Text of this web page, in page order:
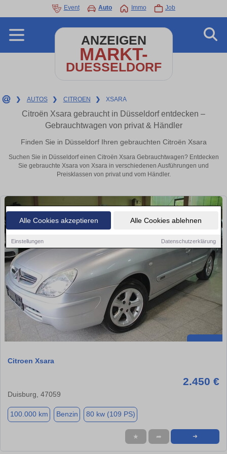
Alle Cookies akzeptieren Alle Cookies ablehnen
Einstellungen Datenschutzerklärung
Event Auto Immo Job
ANZEIGEN
MARKT-
DUESSELDORF
❯ AUTOS ❯ CITROEN ❯ XSARA
Citroën Xsara gebraucht in Düsseldorf entdecken –
Gebrauchtwagen von privat & Händler
Finden Sie in Düsseldorf Ihren gebrauchten Citroën Xsara
Suchen Sie in Düsseldorf einen Citroën Xsara Gebrauchtwagen? Entdecken
Sie gebrauchte Xsara von Xsara in verschiedenen Ausführungen und
Preisklassen von privat und vom Händler.
Citroen Xsara
2.450 €
Duisburg, 47059
100.000 km Benzin 80 kw (109 PS)
★ ➦ ➜